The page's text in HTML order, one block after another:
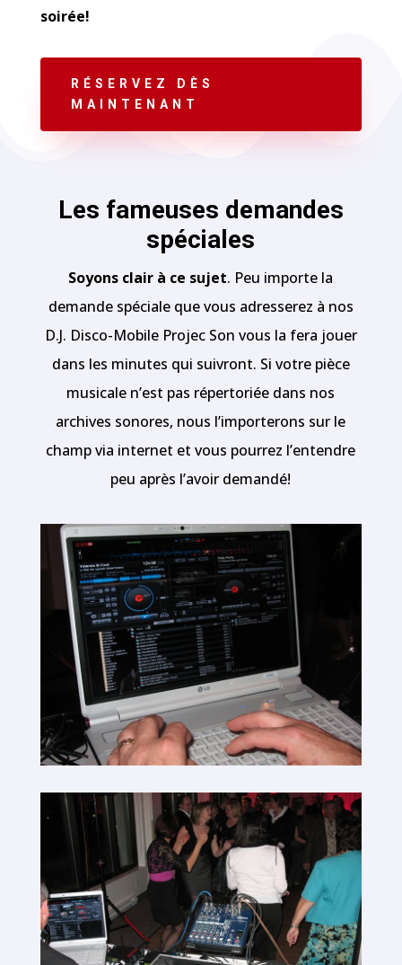
soirée!
RÉSERVEZ DÈS
MAINTENANT
Les fameuses demandes
spéciales
Soyons clair à ce sujet. Peu importe la
demande spéciale que vous adresserez à nos
D.J. Disco-Mobile Projec Son vous la fera jouer
dans les minutes qui suivront. Si votre pièce
musicale n’est pas répertoriée dans nos
archives sonores, nous l’importerons sur le
champ via internet et vous pourrez l’entendre
peu après l’avoir demandé!